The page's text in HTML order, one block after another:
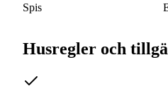
Spis
Husregler och